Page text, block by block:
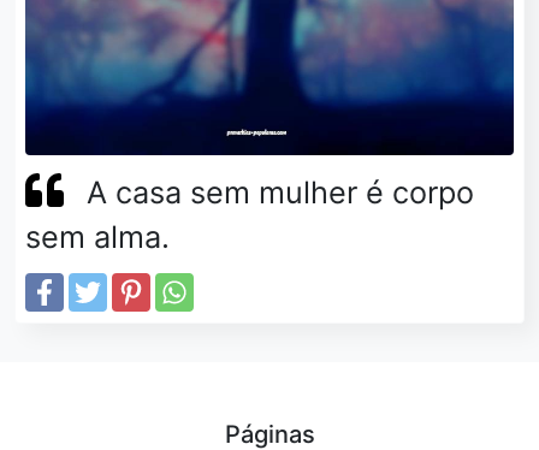
A casa sem mulher é corpo
sem alma.
Páginas